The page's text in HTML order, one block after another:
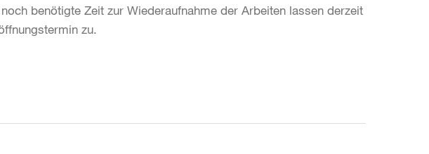
benötigte Zeit zur Wiederaufnahme der Arbeiten lassen derzeit
zu.